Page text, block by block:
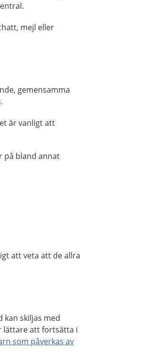
mejl eller
gemensamma
är vanligt att
på bland annat
att veta att de allra
kan skiljas med
lättare att fortsätta i
som påverkas av